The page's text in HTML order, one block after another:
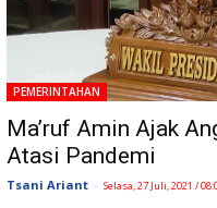
PEMERINTAHAN
Ma’ruf Amin Ajak
Atasi Pandemi
Tsani Ariant - Selasa, 27 Juli, 2021 /